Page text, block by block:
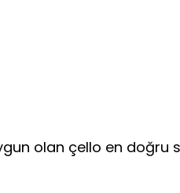
olan çello en doğru